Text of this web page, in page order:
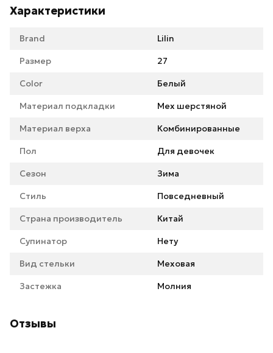
Характеристики
Brand Lilin
Размер 27
Color Белый
Материал подкладки Мех шерстяной
Материал верха Комбинированные
Пол Для девочек
Сезон Зима
Стиль Повседневный
Страна производитель Китай
Супинатор Нету
Вид стельки Меховая
Застежка Молния
Отзывы